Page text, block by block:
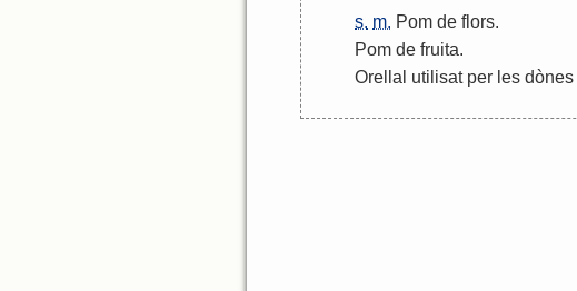
s. m. Pom de flors.
Pom de fruita.
Orellal utilisat per les dònes